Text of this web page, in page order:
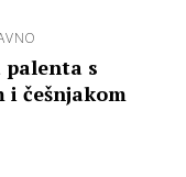
s
i češnjakom